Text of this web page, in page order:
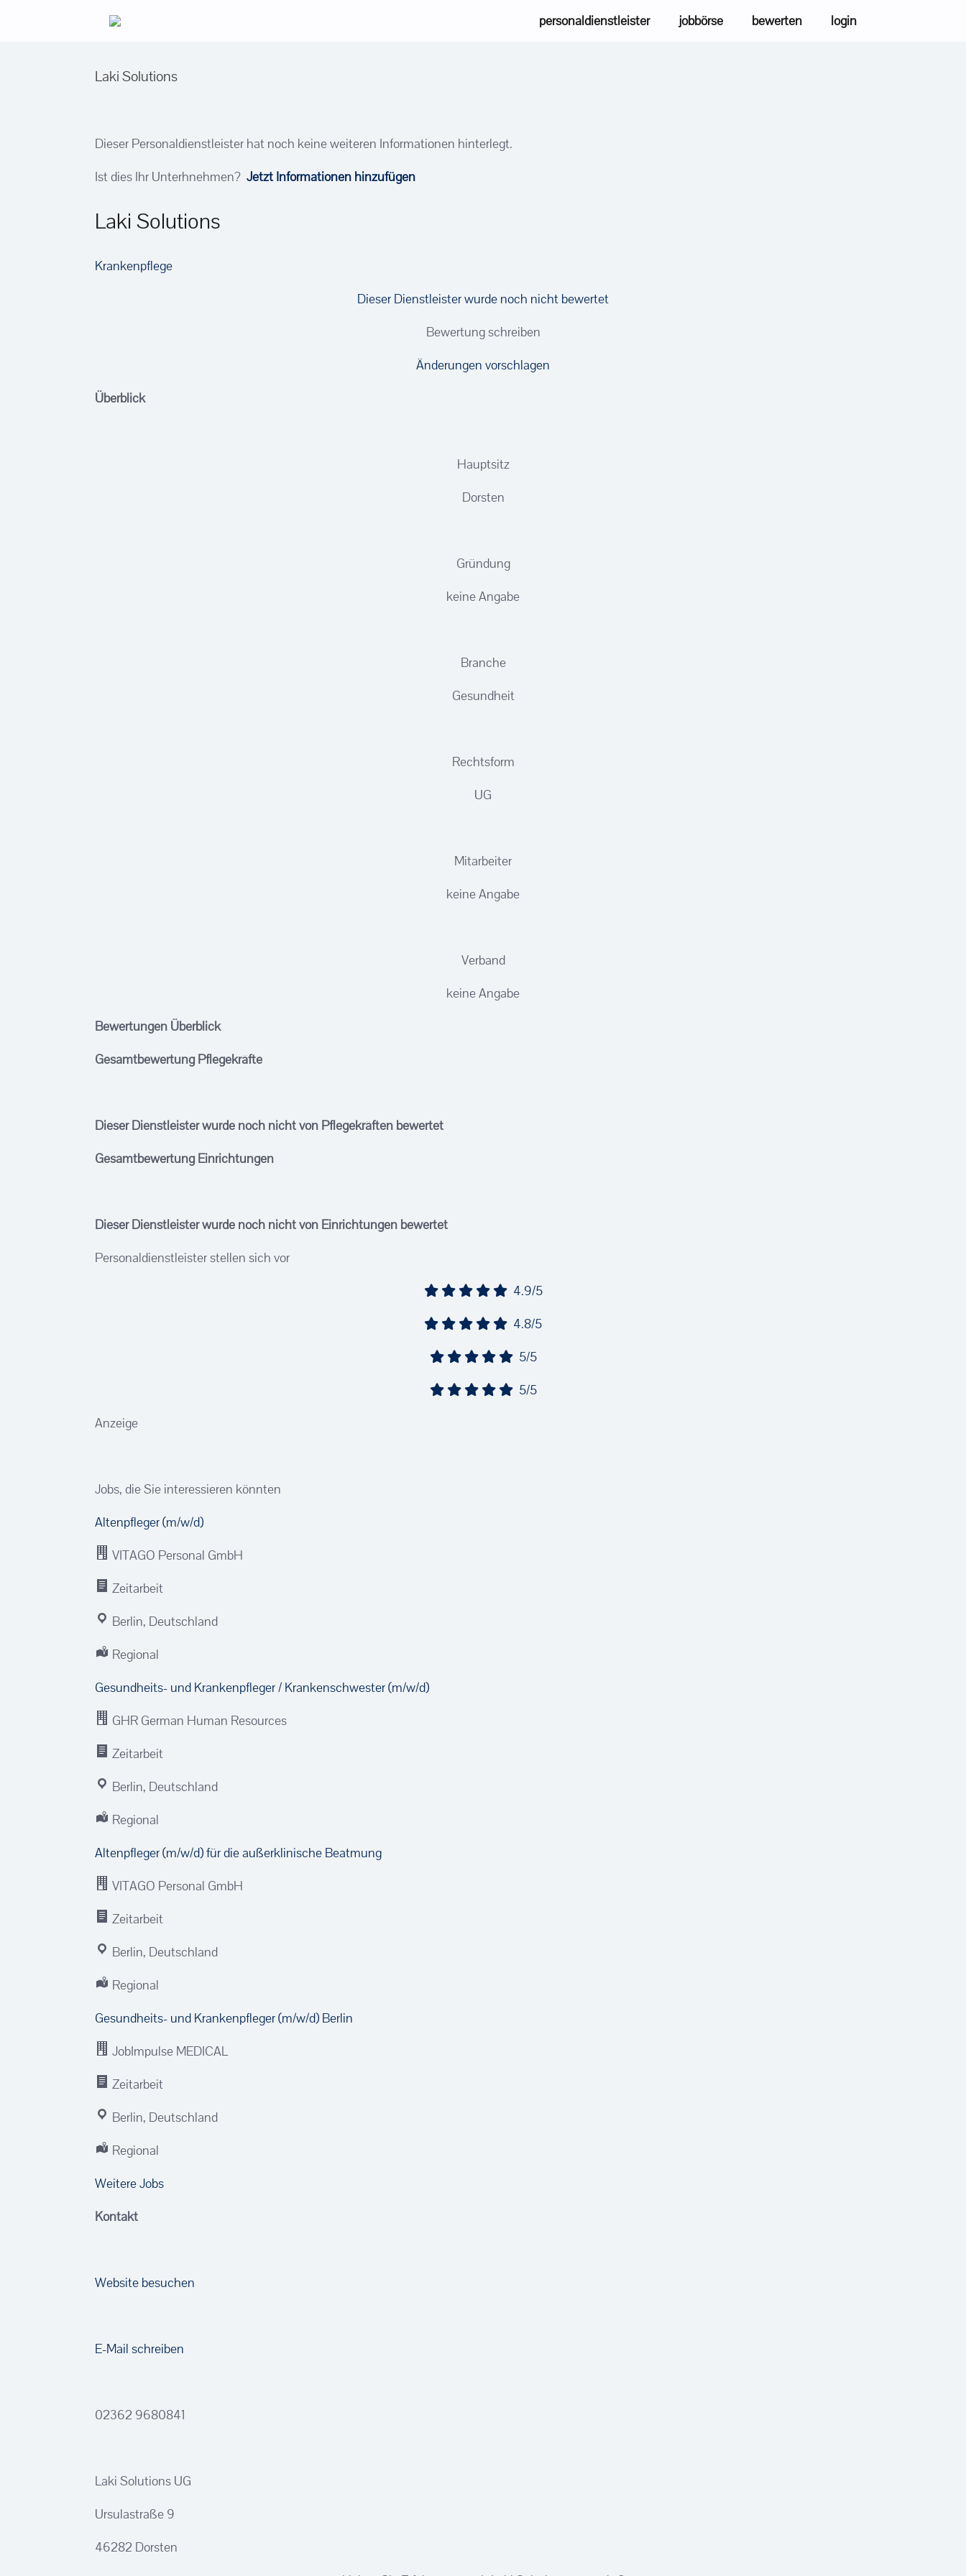
personaldienstleister jobbörse bewerten login
Laki Solutions
Dieser Personaldienstleister hat noch keine weiteren Informationen hinterlegt.
Ist dies Ihr Unterhnehmen? Jetzt Informationen hinzufügen
Laki Solutions
Krankenpflege
Dieser Dienstleister wurde noch nicht bewertet
Bewertung schreiben
Änderungen vorschlagen
Überblick
Hauptsitz
Dorsten
Gründung
keine Angabe
Branche
Gesundheit
Rechtsform
UG
Mitarbeiter
keine Angabe
Verband
keine Angabe
Bewertungen Überblick
Gesamtbewertung Pflegekräfte
Dieser Dienstleister wurde noch nicht von Pflegekräften bewertet
Gesamtbewertung Einrichtungen
Dieser Dienstleister wurde noch nicht von Einrichtungen bewertet
Personaldienstleister stellen sich vor
4.9/5
4.8/5
5/5
5/5
Anzeige
Jobs, die Sie interessieren könnten
Altenpfleger (m/w/d)
VITAGO Personal GmbH
Zeitarbeit
Berlin, Deutschland
Regional
Gesundheits- und Kranken­pfleger / Kranken­schwester (m/w/d)
GHR German Human Resources
Zeitarbeit
Berlin, Deutschland
Regional
Altenpfleger (m/w/d) für die außerklinische Beatmung
VITAGO Personal GmbH
Zeitarbeit
Berlin, Deutschland
Regional
Gesundheits- und Krankenpfleger (m/w/d) Berlin
JobImpulse MEDICAL
Zeitarbeit
Berlin, Deutschland
Regional
Weitere Jobs
Kontakt
Website besuchen
E-Mail schreiben
02362 9680841
Laki Solutions UG
Ursulastraße 9
46282 Dorsten